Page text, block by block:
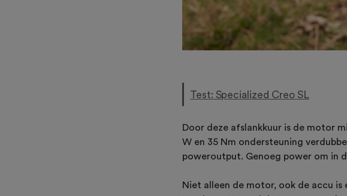
Test: Specialized Creo SL
Door deze afslankkuur is de motor
W en 35 Nm ondersteuning
poweroutput. Genoeg power om in
Niet alleen de motor, ook de accu